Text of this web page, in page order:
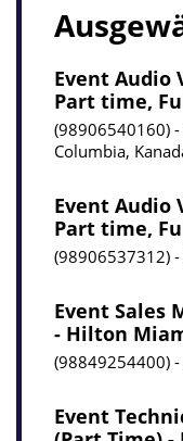
Event Audio
Part time,
98906540160
Columbia,
Event Audio
Part time,
98906537312
Event Sales
- Hilton
98849254400
Event